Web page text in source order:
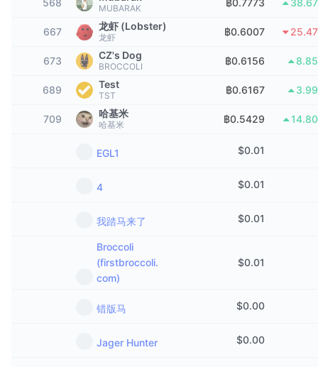
ความรู้สึกที่มีต่อชุมชน
ตลาดการคาดการณ์
กำลังเป็นที่นิยม
ดัชนี CoinMarketCap 20
ดัชนี CoinMarketCap 100
กระแสเงินทุน ETF
คริปโตฯ ETFs
บิตคอยน์ ETFs
อีเธอเรียม ETFs
การบูรณาการ AI
CMC Agent Hub
ตลาดทักษะ
เทเลบอท
ลงโฆษณา
วิดเจ็ตสำหรับเว็บไซต์
คลังคำศัพท์
568 MUBARAK ฿0.7773
667 龙虾 (Lobster)
龙虾 ฿0.6007
673 CZ's Dog
BROCCOLI ฿0.6156
689 Test
TST ฿0.6167
709 哈基米
哈基米 ฿0.5429
EGL1 $0.01
4 $0.01
我踏马来了 $0.01
Broccoli
(firstbroccoli.
com)
$0.01
错版马 $0.00
Jager Hunter $0.00